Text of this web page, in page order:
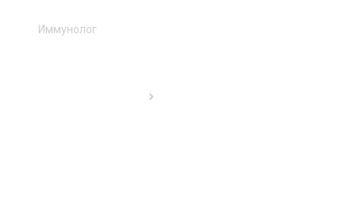
Иммунолог